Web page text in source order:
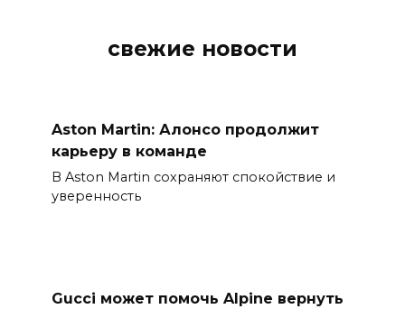
свежие новости
Aston Martin: Алонсо продолжит
карьеру в команде
В Aston Martin сохраняют спокойствие и
уверенность
Gucci может помочь Alpine вернуть